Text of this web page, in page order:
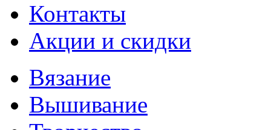
Контакты
Акции и скидки
Вязание
Вышивание